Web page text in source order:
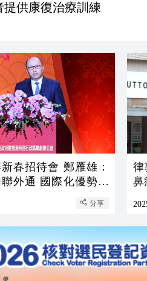
提供康復治療訓練
春招待會 鄭雁雄：
外通 國際化優勢只
分享
律
鼻